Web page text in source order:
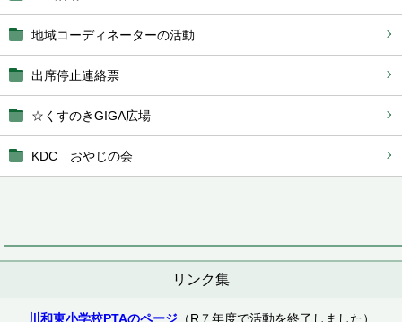
地域コーディネーターの活動
出席停止連絡票
☆くすのきGIGA広場
KDC おやじの会
リンク集
川和東小学校PTAのページ（R７年度で活動を終了しました）